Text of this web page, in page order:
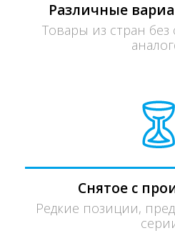
Различные
Товары из стран
Снятое с
Редкие позиции,